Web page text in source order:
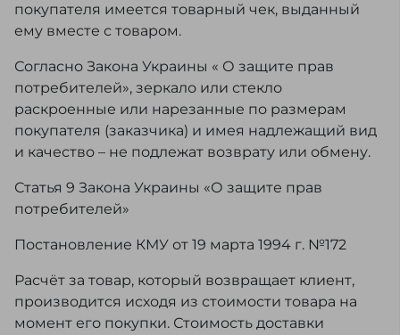
покупателя имеется товарный чек, выданный
ему вместе с товаром.
Согласно Закона Украины « О защите прав
потребителей», зеркало или стекло
раскроенные или нарезанные по размерам
покупателя (заказчика) и имея надлежащий вид
и качество – не подлежат возврату или обмену.
Статья 9 Закона Украины «О защите прав
потребителей»
Постановление КМУ от 19 марта 1994 г. №172
Расчёт за товар, который возвращает клиент,
производится исходя из стоимости товара на
момент его покупки. Стоимость доставки